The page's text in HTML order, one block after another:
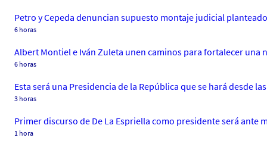
Petro y Cepeda denuncian supuesto montaje judicial
6 horas
Albert Montiel e Iván Zuleta unen caminos para fortalecer una
6 horas
Esta será una Presidencia de la República que se hará desde
3 horas
Primer discurso de De La Espriella como presidente será ante
1 hora